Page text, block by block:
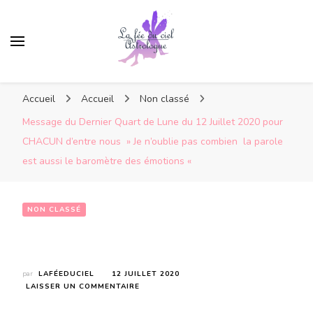
Accueil Accueil
Non classé
Message du Dernier Quart de Lune du 12 Juillet 2020 pour
CHACUN d’entre nous » Je n’oublie pas combien la parole
est aussi le baromètre des émotions «
NON CLASSÉ
par LAFÉEDUCIEL
12 JUILLET 2020
LAISSER UN COMMENTAIRE